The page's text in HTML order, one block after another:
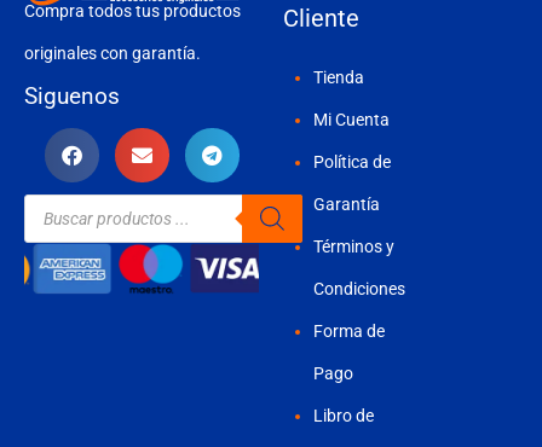
Compra todos tus productos
originales con garantía.
Siguenos
Búsqueda
productos
Cliente
Tienda
Mi Cuenta
Política de
Garantía
Términos y
Condiciones
Forma de
Pago
Libro de